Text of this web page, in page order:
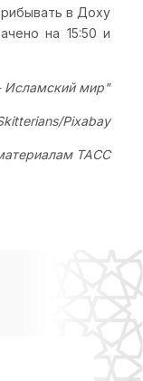
в Доху
на 15:50 и
Исламский мир"
Pixabay
ТАСС